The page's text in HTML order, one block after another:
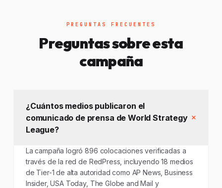
PREGUNTAS FRECUENTES
Preguntas sobre esta
campaña
¿Cuántos medios publicaron el
comunicado de prensa de World Strategy
League?
La campaña logró 896 colocaciones verificadas a
través de la red de RedPress, incluyendo 18 medios
de Tier-1 de alta autoridad como AP News, Business
Insider, USA Today, The Globe and Mail y